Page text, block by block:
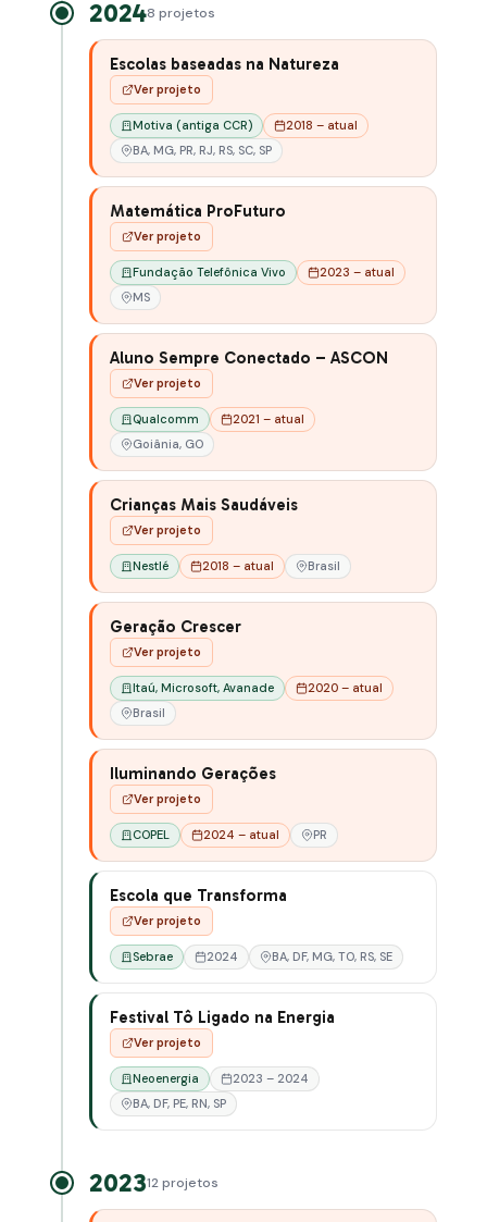
20248 projetos
Escolas baseadas na Natureza
Ver projeto
Motiva (antiga CCR)
2018 – atual
BA, MG, PR, RJ, RS, SC, SP
Matemática ProFuturo
Ver projeto
Fundação Telefônica Vivo
2023 – atual
MS
Aluno Sempre Conectado – ASCON
Ver projeto
Qualcomm
2021 – atual
Goiânia, GO
Crianças Mais Saudáveis
Ver projeto
Nestlé 2018 – atual Brasil
Geração Crescer
Ver projeto
Itaú, Microsoft, Avanade
2020 – atual
Brasil
Iluminando Gerações
Ver projeto
COPEL 2024 – atual PR
Escola que Transforma
Ver projeto
Sebrae 2024 BA, DF, MG, TO, RS, SE
Festival Tô Ligado na Energia
Ver projeto
Neoenergia
2023 – 2024
BA, DF, PE, RN, SP
202312 projetos